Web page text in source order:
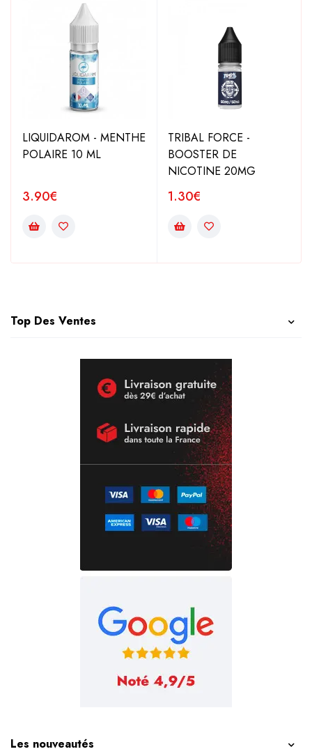
LIQUIDAROM - MENTHE
POLAIRE 10 ML
3.90€
TRIBAL FORCE -
BOOSTER DE
NICOTINE 20MG
1.30€
Top Des Ventes
Les nouveautés